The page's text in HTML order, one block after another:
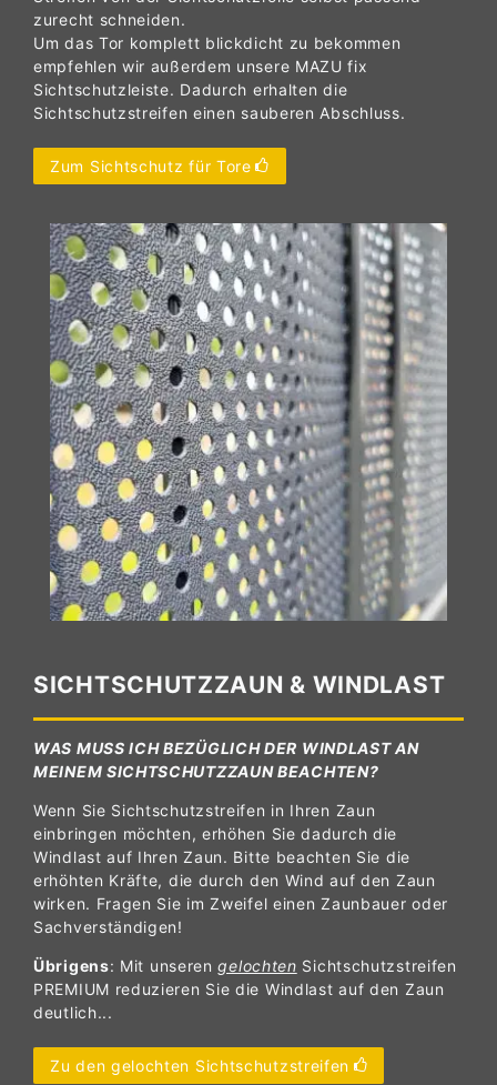
zurecht schneiden.
Um das Tor komplett blickdicht zu bekommen
empfehlen wir außerdem unsere MAZU fix
Sichtschutzleiste. Dadurch erhalten die
Sichtschutzstreifen einen sauberen Abschluss.
Zum Sichtschutz für Tore
SICHTSCHUTZZAUN & WINDLAST
WAS MUSS ICH BEZÜGLICH DER WINDLAST AN
MEINEM SICHTSCHUTZZAUN BEACHTEN?
Wenn Sie Sichtschutzstreifen in Ihren Zaun
einbringen möchten, erhöhen Sie dadurch die
Windlast auf Ihren Zaun. Bitte beachten Sie die
erhöhten Kräfte, die durch den Wind auf den Zaun
wirken. Fragen Sie im Zweifel einen Zaunbauer oder
Sachverständigen!
Übrigens: Mit unserengelochten Sichtschutzstreifen
PREMIUM reduzieren Sie die Windlast auf den Zaun
deutlich...
Zu den gelochten Sichtschutzstreifen